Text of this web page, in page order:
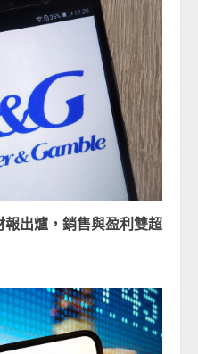
報出爐，銷售與盈利雙超